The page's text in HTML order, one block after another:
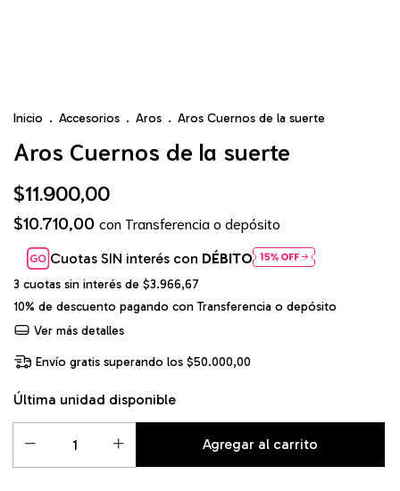
Inicio . Accesorios . Aros . Aros Cuernos de la suerte
Aros Cuernos de la suerte
$11.900,00
$10.710,00 con Transferencia o depósito
Cuotas SIN interés con DÉBITO
3 cuotas sin interés de $3.966,67
10% de descuento pagando con Transferencia o depósito
Ver más detalles
Envío gratis superando los$50.000,00
Última unidad disponible